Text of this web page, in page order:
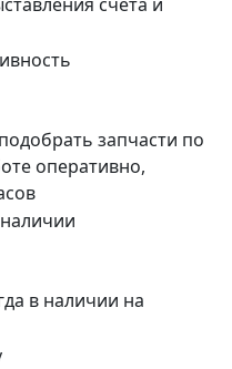
запчасти по
оперативно,
в наличии на